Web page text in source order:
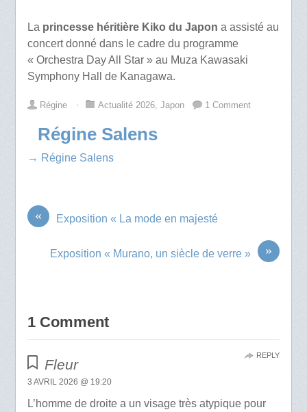
La princesse héritière Kiko du Japon a assisté au
concert donné dans le cadre du programme
« Orchestra Day All Star » au Muza Kawasaki
Symphony Hall de Kanagawa.
Régine ⋅ Actualité 2026, Japon 1 Comment
Régine Salens
→ Régine Salens
« Exposition « La mode en majesté
»
Exposition « Murano, un siècle de verre »
1 Comment
Fleur
3 AVRIL 2026 @ 19:20
L’homme de droite a un visage très atypique pour
REPLY